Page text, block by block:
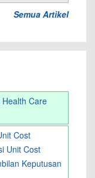
Semua Artikel
Care
Cost
Unit Cost
Keputusan